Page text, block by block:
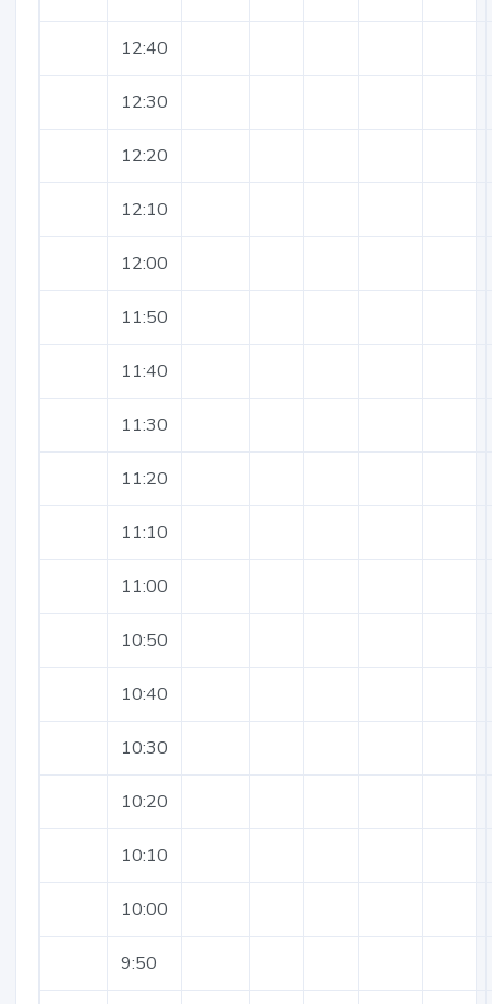
12:40
12:30
12:20
12:10
12:00
11:50
11:40
11:30
11:20
11:10
11:00
10:50
10:40
10:30
10:20
10:10
10:00
9:50